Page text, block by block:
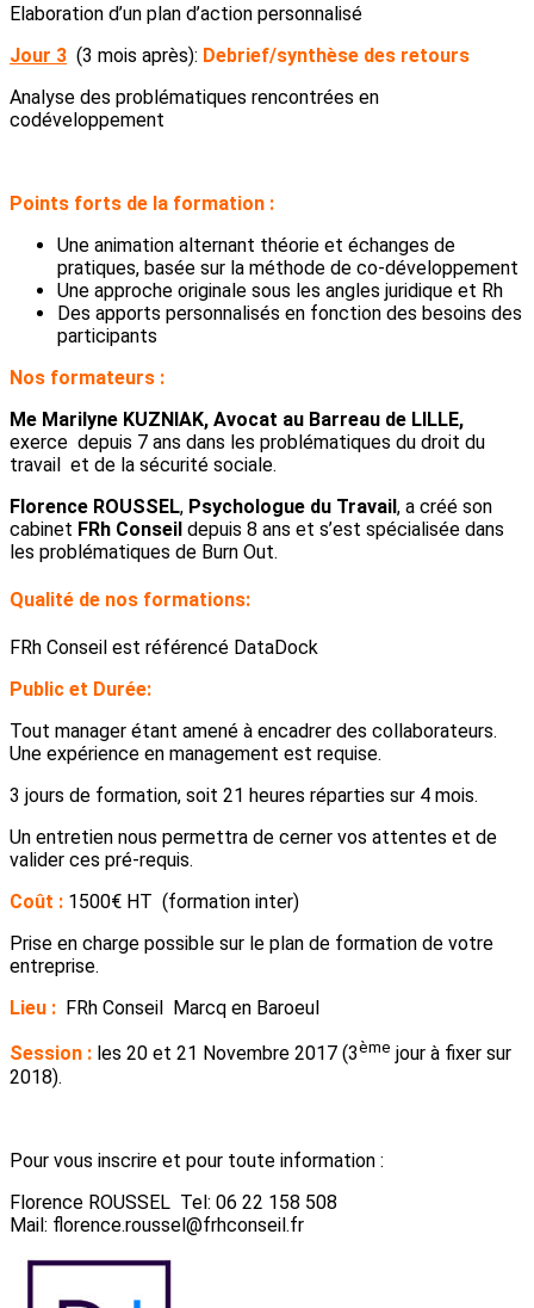
Elaboration d’un plan d’action personnalisé
Jour 3 (3 mois après): Debrief/synthèse des retours
Analyse des problématiques rencontrées en
codéveloppement
Points forts de la formation :
Une animation alternant théorie et échanges de
pratiques, basée sur la méthode de co-développement
Une approche originale sous les angles juridique et Rh
Des apports personnalisés en fonction des besoins des
participants
Nos formateurs :
Me Marilyne KUZNIAK, Avocat au Barreau de LILLE,
exerce depuis 7 ans dans les problématiques du droit du
travail et de la sécurité sociale.
Florence ROUSSEL, Psychologue du Travail, a créé son
cabinet FRh Conseil depuis 8 ans et s’est spécialisée dans
les problématiques de Burn Out.
Qualité de nos formations:
FRh Conseil est référencé DataDock
Public et Durée:
Tout manager étant amené à encadrer des collaborateurs.
Une expérience en management est requise.
3 jours de formation, soit 21 heures réparties sur 4 mois.
Un entretien nous permettra de cerner vos attentes et de
valider ces pré-requis.
Coût : 1500€ HT (formation inter)
Prise en charge possible sur le plan de formation de votre
entreprise.
Lieu : FRh Conseil Marcq en Baroeul
Session : les 20 et 21 Novembre 2017 (3ème jour à fixer sur
2018).
Pour vous inscrire et pour toute information :
Florence ROUSSEL Tel: 06 22 158 508
Mail: florence.roussel@frhconseil.fr